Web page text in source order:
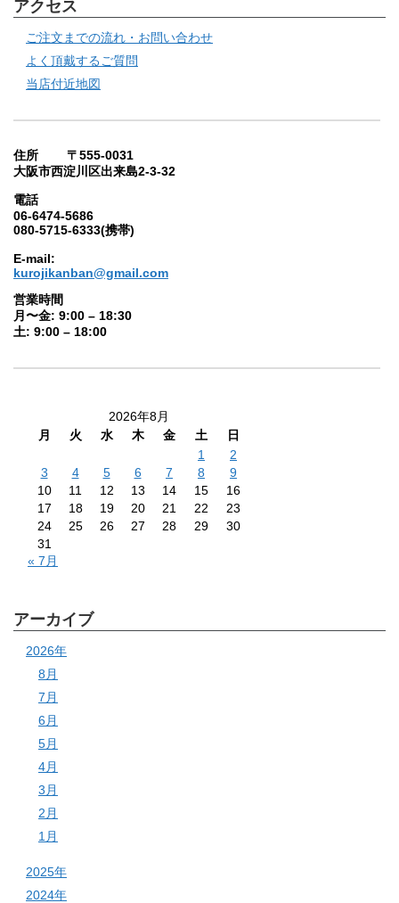
アクセス
ご注文までの流れ・お問い合わせ
よく頂戴するご質問
当店付近地図
住所 〒555-0031
大阪市西淀川区出来島2-3-32
電話
06-6474-5686
080-5715-6333(携帯)
E-mail:
kurojikanban@gmail.com
営業時間
月〜金: 9:00 – 18:30
土: 9:00 – 18:00
2026年8月
月
火 水 木 金 土
日
1
2
3
4 5 6 7 8
9
10
11 12 13 14 15
16
17
18 19 20 21 22
23
24
25 26 27 28 29
30
31
« 7月
アーカイブ
2026年
8月
7月
6月
5月
4月
3月
2月
1月
2025年
2024年